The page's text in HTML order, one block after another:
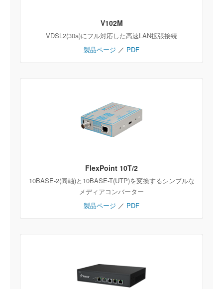
V102M
VDSL2(30a)にフル対応した高速LAN拡張接続
製品ページ ／ PDF
FlexPoint 10T/2
10BASE-2(同軸)と10BASE-T(UTP)を変換するシンプルな
メディアコンバーター
製品ページ ／ PDF